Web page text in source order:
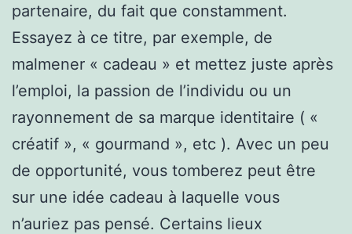
partenaire, du fait que constamment.
Essayez à ce titre, par exemple, de
malmener « cadeau » et mettez juste après
l’emploi, la passion de l’individu ou un
rayonnement de sa marque identitaire ( «
créatif », « gourmand », etc ). Avec un peu
de opportunité, vous tomberez peut être
sur une idée cadeau à laquelle vous
n’auriez pas pensé. Certains lieux